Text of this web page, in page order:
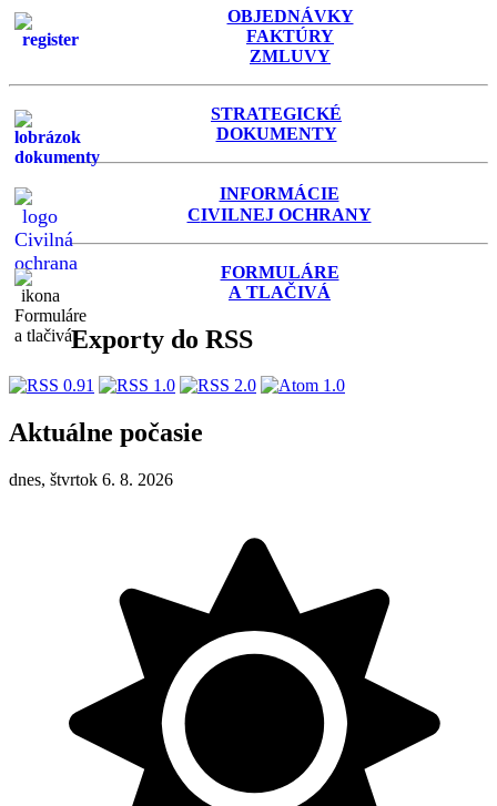
OBJEDNÁVKY
FAKTÚRY
ZMLUVY
STRATEGICKÉ
DOKUMENTY
INFORMÁCIE
CIVILNEJ OCHRANY
FORMULÁRE
A TLAČIVÁ
Exporty do RSS
Aktuálne počasie
dnes, štvrtok 6. 8. 2026